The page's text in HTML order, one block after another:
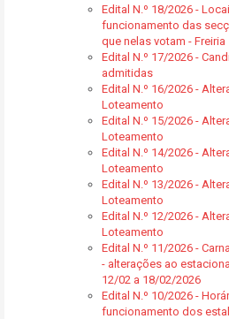
Edital N.º 18/2026 -
funcionamento das
que nelas votam - Freiria
Edital N.º 17/2026 -
admitidas
Edital N.º 16/2026 -
Loteamento
Edital N.º 15/2026 -
Loteamento
Edital N.º 14/2026 -
Loteamento
Edital N.º 13/2026 -
Loteamento
Edital N.º 12/2026 -
Loteamento
Edital N.º 11/2026 -
- alterações ao
12/02 a 18/02/2026
Edital N.º 10/2026 -
funcionamento dos